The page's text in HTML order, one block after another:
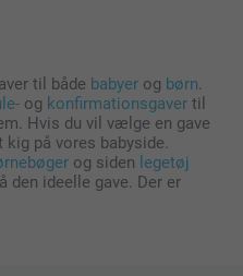
til både babyer og børn.
og konfirmationsgaver til
Hvis du vil vælge en gave
på vores babyside.
og siden legetøj
den ideelle gave. Der er